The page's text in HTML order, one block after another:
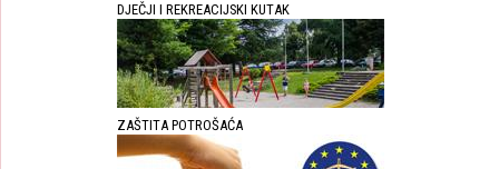
DJEČJI I REKREACIJSKI KUTAK
ZAŠTITA POTROŠAĆA